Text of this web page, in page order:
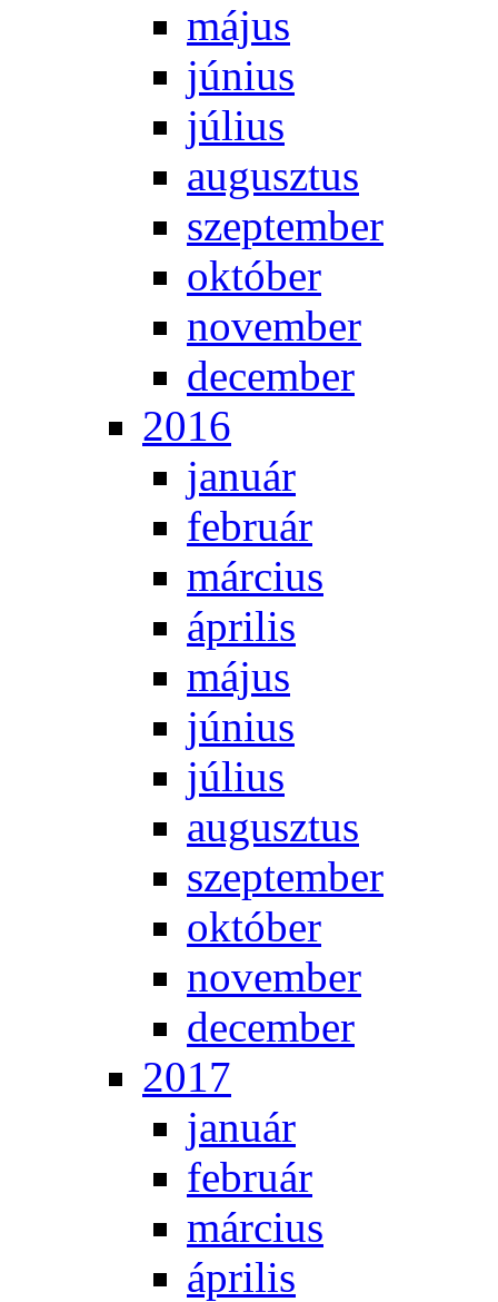
má­jus
jú­ni­us
jú­li­us
au­gusz­tus
szep­tem­ber
ok­tó­ber
no­vem­ber
de­cem­ber
2016
ja­nu­ár
feb­ru­ár
már­ci­us
áp­ri­lis
má­jus
jú­ni­us
jú­li­us
au­gusz­tus
szep­tem­ber
ok­tó­ber
no­vem­ber
de­cem­ber
2017
ja­nu­ár
feb­ru­ár
már­ci­us
áp­ri­lis